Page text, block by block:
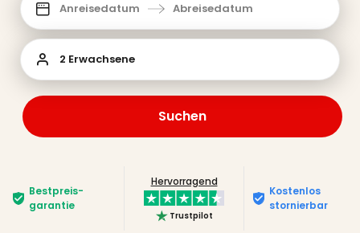
Anreisedatum Abreisedatum
2 Erwachsene
Suchen
Bestpreis­
garantie
Hervorragend
Trustpilot
Kostenlos
stornierbar